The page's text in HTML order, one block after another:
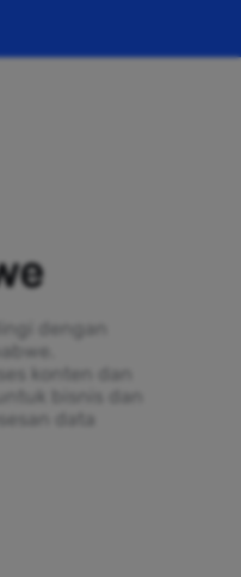
dengan
konten dan
bisnis dan
data